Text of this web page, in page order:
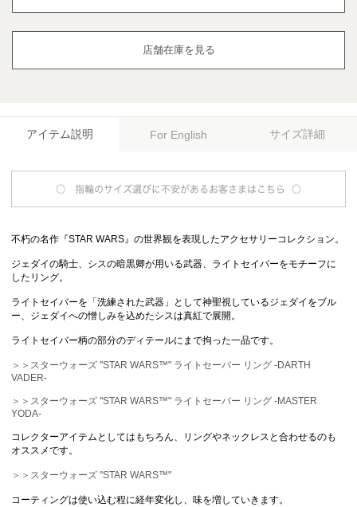
店舗在庫を見る
アイテム説明 For English サイズ詳細
不朽の名作『STAR WARS』の世界観を表現したアクセサリーコレクション。
ジェダイの騎士、シスの暗黒卿が用いる武器、ライトセイバーをモチーフに
したリング。
ライトセイバーを「洗練された武器」として神聖視しているジェダイをブル
ー、ジェダイへの憎しみを込めたシスは真紅で展開。
ライトセイバー柄の部分のディテールにまで拘った一品です。
＞＞スターウォーズ "STAR WARS™" ライトセーバー リング -DARTH
VADER-
＞＞スターウォーズ "STAR WARS™" ライトセーバー リング -MASTER
YODA-
コレクターアイテムとしてはもちろん、リングやネックレスと合わせるのも
オススメです。
＞＞スターウォーズ "STAR WARS™"
コーティングは使い込む程に経年変化し、味を増していきます。